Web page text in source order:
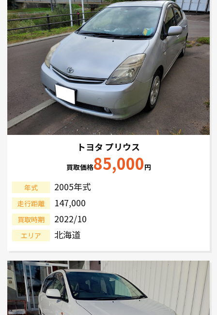
トヨタ プリウス
買取価格85,000円
年式 2005年式
走行距離 147,000
買取時期 2022/10
エリア 北海道